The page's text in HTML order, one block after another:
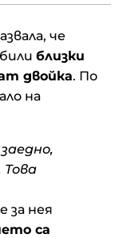
че
близки
двойка. По
на
Това
за нея
са